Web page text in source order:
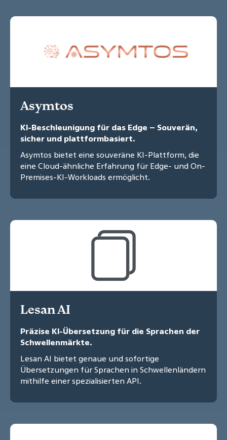
Asymtos
KI-Beschleunigung für das Edge – Souverän,
sicher und plattformbasiert.
Asymtos bietet eine souveräne KI-Plattform, die
eine Cloud-ähnliche Erfahrung für Edge- und On-
Premises-KI-Workloads ermöglicht.
Lesan AI
Präzise KI-Übersetzung für die Sprachen der
Schwellenmärkte.
Lesan AI bietet genaue und sofortige
Übersetzungen für Sprachen in Schwellenländern
mithilfe einer spezialisierten API.